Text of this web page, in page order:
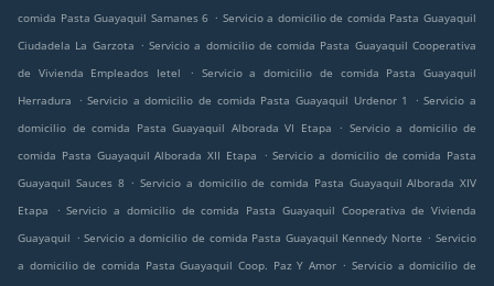
comida Pasta Guayaquil Samanes 6 . Servicio a domicilio de comida Pasta Guayaquil
Ciudadela La Garzota . Servicio a domicilio de comida Pasta Guayaquil Cooperativa
de Vivienda Empleados Ietel
. Servicio a domicilio de comida Pasta Guayaquil
Herradura
. Servicio a domicilio de comida Pasta Guayaquil Urdenor 1 . Servicio a
domicilio de comida Pasta Guayaquil Alborada VI Etapa
. Servicio a domicilio de
comida Pasta Guayaquil Alborada XII Etapa
. Servicio a domicilio de comida Pasta
Guayaquil Sauces 8 . Servicio a domicilio de comida Pasta Guayaquil Alborada XIV
Etapa
. Servicio a domicilio de comida Pasta Guayaquil Cooperativa de Vivienda
Guayaquil . Servicio a domicilio de comida Pasta Guayaquil Kennedy Norte . Servicio
a domicilio de comida Pasta Guayaquil Coop. Paz Y Amor . Servicio a domicilio de